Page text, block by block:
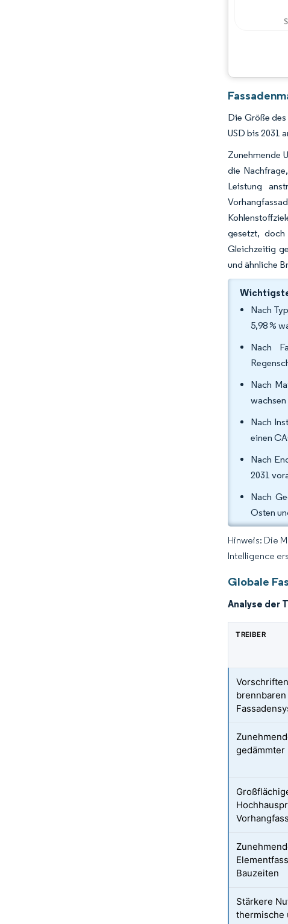
Die Größe
USD bis 2031
Zunehmende
die
Leistung
gesetzt, doch
Gleichzeitig
und ähnliche
Nach
5,98 %
Nach
Nach
Nach
einen
Nach
2031
Nach
Osten
Hinweis: Die
Intelligence
Globale
Analyse der
TREIBER
Bauzeiten
Stärkere
thermische